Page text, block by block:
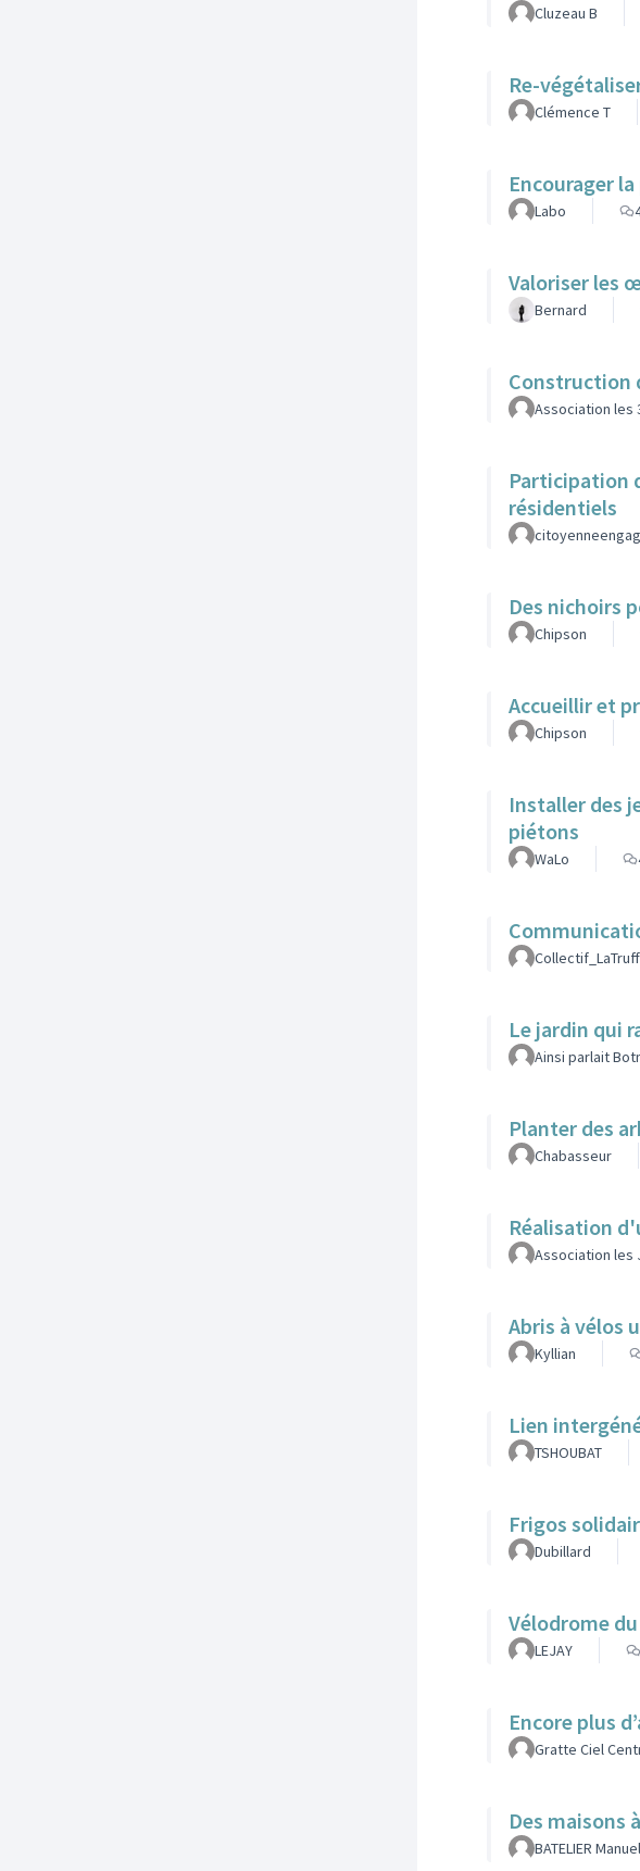
Cluzeau B
Re-
Clémence T
Encourager
Labo
Valoriser les
Bernard
Construction
Association les
Participation
résidentiels
Des nichoirs
Chipson
Accueillir et
Chipson
Installer des
piétons
WaLo
Le jardin qui
Ainsi parlait
Planter des
Chabasseur
Réalisation
Association les
Abris à vélos
Kyllian
Lien
TSHOUBAT
Frigos
Dubillard
Vélodrome
LEJAY
Encore plus
Gratte Ciel
Des maisons
BATELIER Manuel